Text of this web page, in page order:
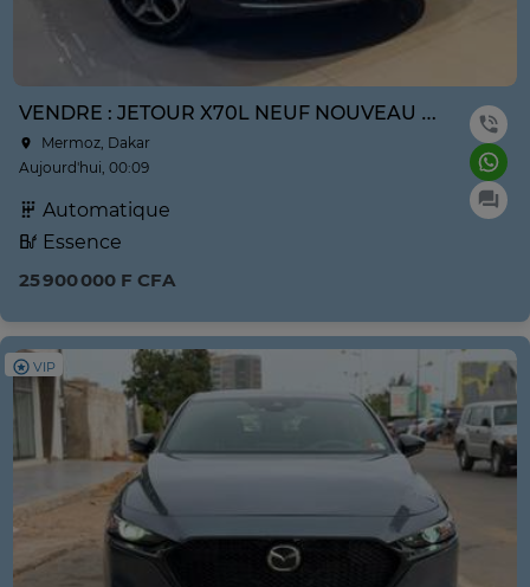
VENDRE : JETOUR X70L NEUF NOUVEAU MODÈLE ANNE 2026
Mermoz, Dakar
Aujourd'hui, 00:09
Automatique
Essence
25 900 000 F CFA
VIP